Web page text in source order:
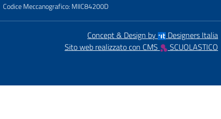
Codice Meccanografico: MIIC84200D
Concept & Design by
Designers Italia
Sito web realizzato con CMS
SCUOLASTICO